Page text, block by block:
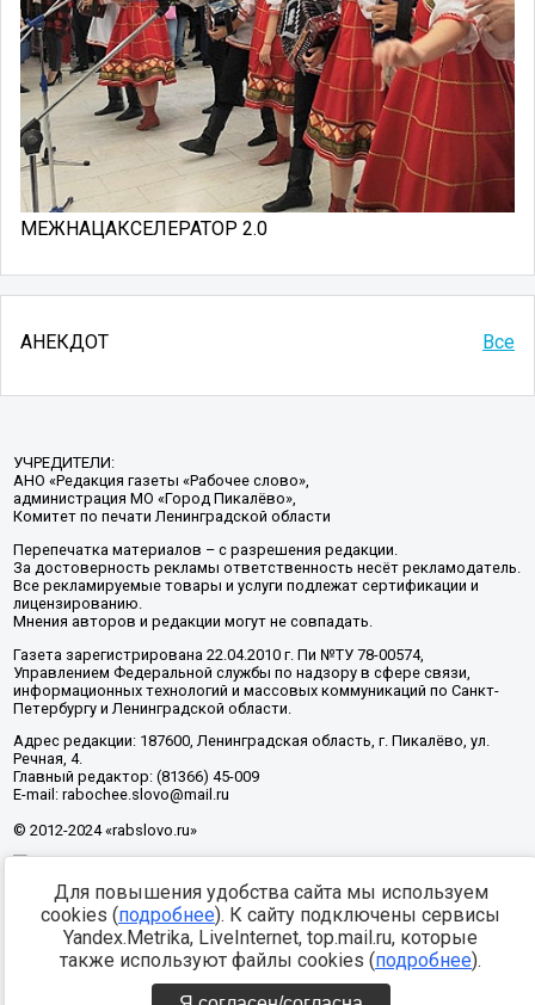
МЕЖНАЦАКСЕЛЕРАТОР 2.0
АНЕКДОТ Все
УЧРЕДИТЕЛИ:
АНО «Редакция газеты «Рабочее слово»,
администрация МО «Город Пикалёво»,
Комитет по печати Ленинградской области
Перепечатка материалов – с разрешения редакции.
За достоверность рекламы ответственность несёт рекламодатель.
Все рекламируемые товары и услуги подлежат сертификации и
лицензированию.
Мнения авторов и редакции могут не совпадать.
Газета зарегистрирована 22.04.2010 г. Пи №ТУ 78-00574,
Управлением Федеральной службы по надзору в сфере связи,
информационных технологий и массовых коммуникаций по Санкт-
Петербургу и Ленинградской области.
Адрес редакции: 187600, Ленинградская область, г. Пикалёво, ул.
Речная, 4.
Главный редактор: (81366) 45-009
E-mail: rabochee.slovo@mail.ru
© 2012-2024 «rabslovo.ru»
Разработка -
Для повышения удобства сайта мы используем
cookies (подробнее). К сайту подключены сервисы
Yandex.Metrika, LiveInternet, top.mail.ru, которые
также используют файлы cookies (подробнее).